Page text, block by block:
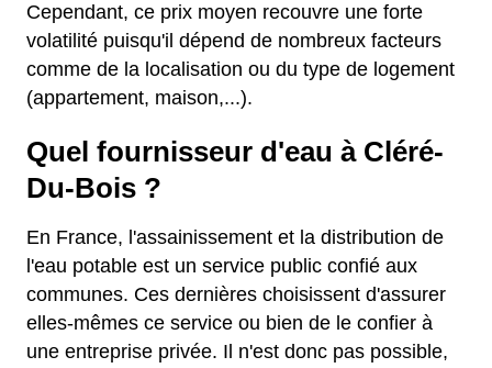
Cependant, ce prix moyen recouvre une forte
volatilité puisqu'il dépend de nombreux facteurs
comme de la localisation ou du type de logement
(appartement, maison,...).
Quel fournisseur d'eau à Cléré-
Du-Bois ?
En France, l'assainissement et la distribution de
l'eau potable est un service public confié aux
communes. Ces dernières choisissent d'assurer
elles-mêmes ce service ou bien de le confier à
une entreprise privée. Il n'est donc pas possible,